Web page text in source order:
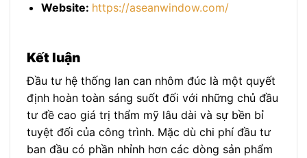
Website: https://aseanwindow.com/
Kết luận
Đầu tư hệ thống lan can nhôm đúc là một quyết
định hoàn toàn sáng suốt đối với những chủ đầu
tư đề cao giá trị thẩm mỹ lâu dài và sự bền bỉ
tuyệt đối của công trình. Mặc dù chi phí đầu tư
ban đầu có phần nhỉnh hơn các dòng sản phẩm